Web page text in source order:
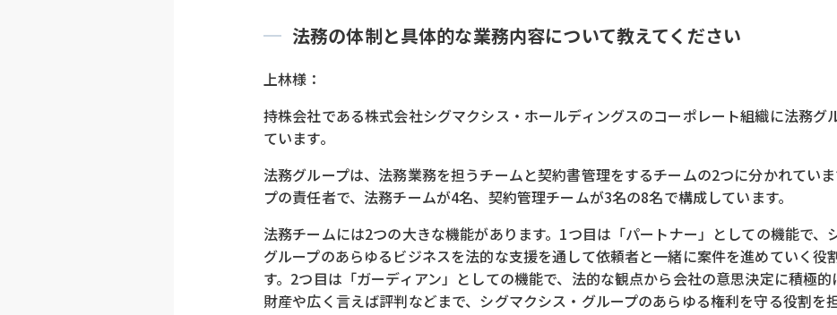
法務の体制と具体的な業務内容について教えてください
上林様：
持株会社である株式会社シグマクシス・ホールディングスのコーポレート組織に法務グ
ています。
法務グループは、法務業務を担うチームと契約書管理をするチームの2つに分かれてい
プの責任者で、法務チームが4名、契約管理チームが3名の8名で構成しています。
法務チームには2つの大きな機能があります。1つ目は「パートナー」としての機能で、
グループのあらゆるビジネスを法的な支援を通して依頼者と一緒に案件を進めていく役
す。2つ目は「ガーディアン」としての機能で、法的な観点から会社の意思決定に積極
財産や広く言えば評判などまで、シグマクシス・グループのあらゆる権利を守る役割を担